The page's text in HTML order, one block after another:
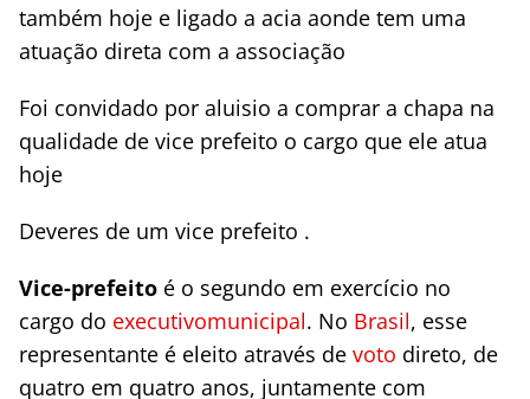
também hoje e ligado a acia aonde tem uma
atuação direta com a associação
Foi convidado por aluisio a comprar a chapa na
qualidade de vice prefeito o cargo que ele atua
hoje
Deveres de um vice prefeito .
Vice-prefeito é o segundo em exercício no
cargo do executivomunicipal. No Brasil, esse
representante é eleito através de voto direto, de
quatro em quatro anos, juntamente com